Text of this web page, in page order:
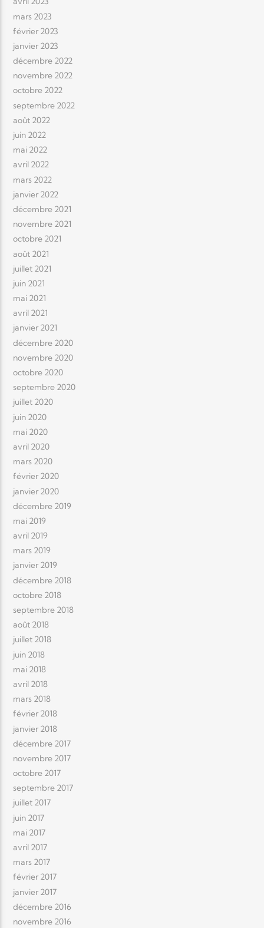
mars 2023
février 2023
janvier 2023
décembre 2022
novembre 2022
octobre 2022
septembre 2022
août 2022
juin 2022
mai 2022
avril 2022
mars 2022
janvier 2022
décembre 2021
novembre 2021
octobre 2021
août 2021
juillet 2021
juin 2021
mai 2021
avril 2021
janvier 2021
décembre 2020
novembre 2020
octobre 2020
septembre 2020
juillet 2020
juin 2020
mai 2020
avril 2020
mars 2020
février 2020
janvier 2020
décembre 2019
mai 2019
avril 2019
mars 2019
janvier 2019
décembre 2018
octobre 2018
septembre 2018
août 2018
juillet 2018
juin 2018
mai 2018
avril 2018
mars 2018
février 2018
janvier 2018
décembre 2017
novembre 2017
octobre 2017
septembre 2017
juillet 2017
juin 2017
mai 2017
avril 2017
mars 2017
février 2017
janvier 2017
décembre 2016
novembre 2016